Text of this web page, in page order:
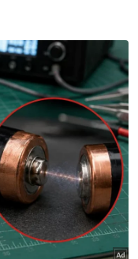
dia untuk
wanita
Uqasha
berkenaan
rumah
itu.
hari
itu yang
pada